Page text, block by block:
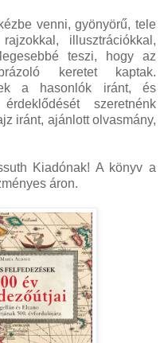
venni, gyönyörű, tele
illusztrációkkal,
teszi, hogy az
keretet kaptak.
a hasonlók iránt, és
szeretnénk
iránt, ajánlott olvasmány,
Kiadónak! A könyv a
áron.